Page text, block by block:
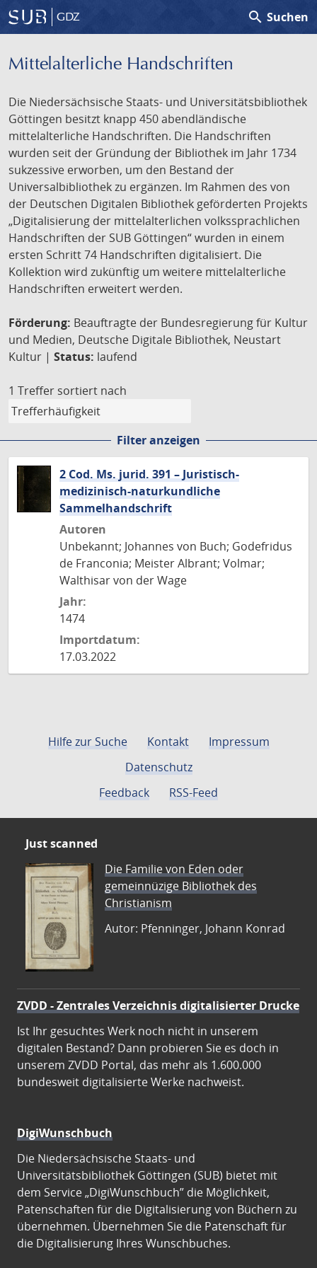
GDZ search Suchen
Mittelalterliche Handschriften
Die Niedersächsische Staats- und Universitätsbibliothek
Göttingen besitzt knapp 450 abendländische
mittelalterliche Handschriften. Die Handschriften
wurden seit der Gründung der Bibliothek im Jahr 1734
sukzessive erworben, um den Bestand der
Universalbibliothek zu ergänzen. Im Rahmen des von
der Deutschen Digitalen Bibliothek geförderten Projekts
„Digitalisierung der mittelalterlichen volkssprachlichen
Handschriften der SUB Göttingen“ wurden in einem
ersten Schritt 74 Handschriften digitalisiert. Die
Kollektion wird zukünftig um weitere mittelalterliche
Handschriften erweitert werden.
Förderung: Beauftragte der Bundesregierung für Kultur
und Medien, Deutsche Digitale Bibliothek, Neustart
Kultur | Status: laufend
1 Treffer sortiert nach
Filter anzeigen
2 Cod. Ms. jurid. 391 – Juristisch-
medizinisch-naturkundliche
Sammelhandschrift
Autoren
Unbekannt; Johannes von Buch; Godefridus
de Franconia; Meister Albrant; Volmar;
Walthisar von der Wage
Jahr:
1474
Importdatum:
17.03.2022
Hilfe zur Suche Kontakt
Impressum
Datenschutz
Feedback
RSS-Feed
Just scanned
Die Familie von Eden oder
gemeinnüzige Bibliothek des
Christianism
Autor: Pfenninger, Johann Konrad
ZVDD - Zentrales Verzeichnis digitalisierter Drucke
Ist Ihr gesuchtes Werk noch nicht in unserem
digitalen Bestand? Dann probieren Sie es doch in
unserem ZVDD Portal, das mehr als 1.600.000
bundesweit digitalisierte Werke nachweist.
DigiWunschbuch
Die Niedersächsische Staats- und
Universitätsbibliothek Göttingen (SUB) bietet mit
dem Service „DigiWunschbuch” die Möglichkeit,
Patenschaften für die Digitalisierung von Büchern zu
übernehmen. Übernehmen Sie die Patenschaft für
die Digitalisierung Ihres Wunschbuches.